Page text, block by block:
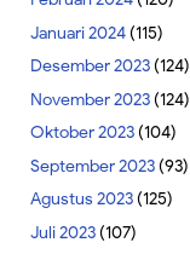
Januari 2024(115)
Desember 2023(124)
November 2023(124)
Oktober 2023(104)
September 2023(93)
Agustus 2023(125)
Juli 2023(107)